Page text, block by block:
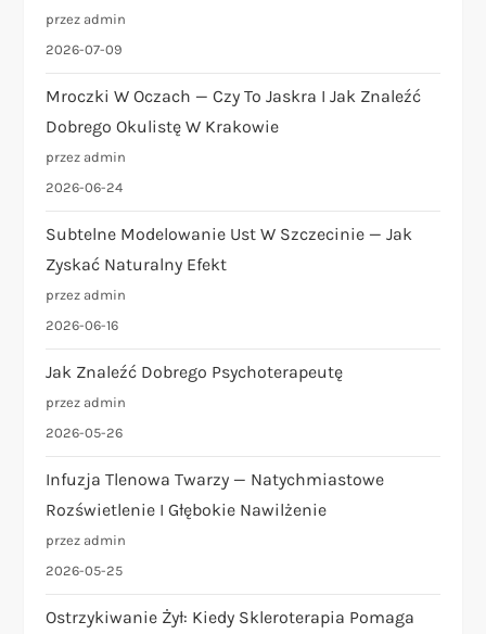
przez admin
2026-07-09
Mroczki W Oczach — Czy To Jaskra I Jak Znaleźć
Dobrego Okulistę W Krakowie
przez admin
2026-06-24
Subtelne Modelowanie Ust W Szczecinie — Jak
Zyskać Naturalny Efekt
przez admin
2026-06-16
Jak Znaleźć Dobrego Psychoterapeutę
przez admin
2026-05-26
Infuzja Tlenowa Twarzy — Natychmiastowe
Rozświetlenie I Głębokie Nawilżenie
przez admin
2026-05-25
Ostrzykiwanie Żył: Kiedy Skleroterapia Pomaga